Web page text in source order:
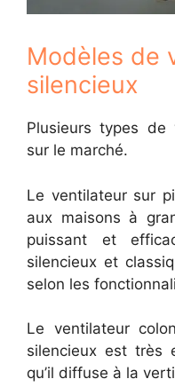
Modèles de
silencieux
Plusieurs types de
sur le marché.
Le ventilateur sur
aux maisons à
puissant et
silencieux et
selon les
Le ventilateur
silencieux est très
qu’il diffuse à la